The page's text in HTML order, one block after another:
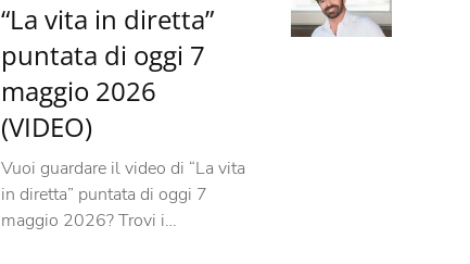
“La vita in diretta”
puntata di oggi 7
maggio 2026
(VIDEO)
Vuoi guardare il video di “La vita
in diretta” puntata di oggi 7
maggio 2026? Trovi i…